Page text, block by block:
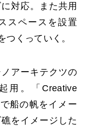
対応。また共用
スペースを設置
つくっていく。
アーキテクツの
用。「Creative
船の帆をイメー
をイメージした